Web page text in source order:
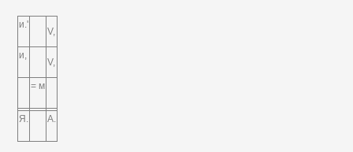
и.'
V,
и,
V,
= м
Я. А.